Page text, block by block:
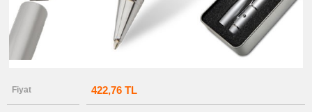
Fiyat 422,76 TL
promosyon
Flash
Bellekli